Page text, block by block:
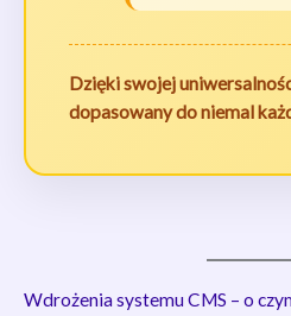
Dzięki swojej
dopasowany do niemal
Wdrożenia systemu CMS – o